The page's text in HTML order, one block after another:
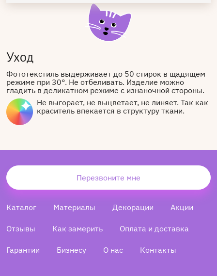
Уход
Фототекстиль выдерживает до 50 стирок в щадящем
режиме при 30°. Не отбеливать. Изделие можно
гладить в деликатном режиме с изнаночной стороны.
Не выгорает, не выцветает, не линяет. Так как
краситель впекается в структуру ткани.
Перезвоните мне
Каталог Материалы Декорации Акции
Отзывы Как замерить Оплата и доставка
Гарантии Бизнесу О нас Контакты